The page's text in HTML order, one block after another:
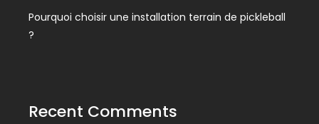
Pourquoi choisir une installation terrain de pickleball
?
Recent Comments